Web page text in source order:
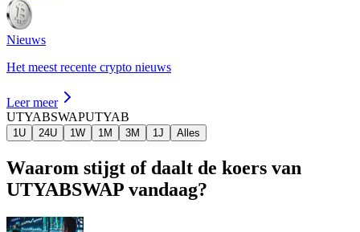
Nieuws
Het meest recente crypto nieuws
Leer meer
UTYABSWAPUTYAB
1U 24U 1W 1M 3M 1J Alles
Waarom stijgt of daalt de koers van
UTYABSWAP vandaag?